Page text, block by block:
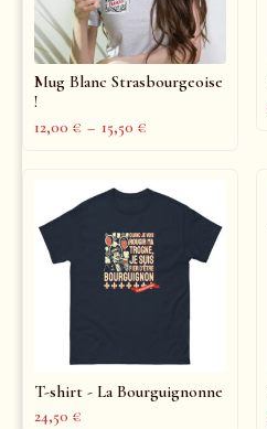
Mug Blanc Strasbourgeoise
!
12,00 € – 15,50 €
T-shirt - La Bourguignonne
24,50 €